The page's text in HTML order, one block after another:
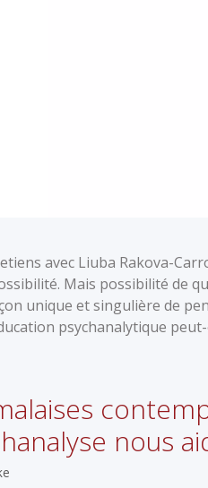
avec Liuba Rakova-
Mais possibilité de
unique et singulière de
psychanalytique
nous